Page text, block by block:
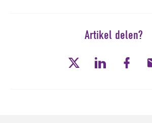
Artikel delen?
Twitter LinkedIn Facebook